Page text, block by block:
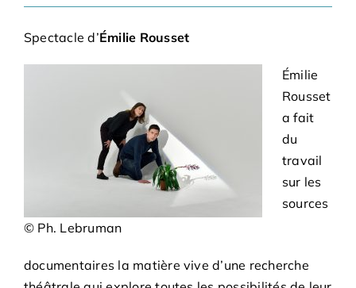
Spectacle d’Émilie Rousset
© Ph. Lebruman
Émilie
Rousset
a fait
du
travail
sur les
sources
documentaires la matière vive d’une recherche